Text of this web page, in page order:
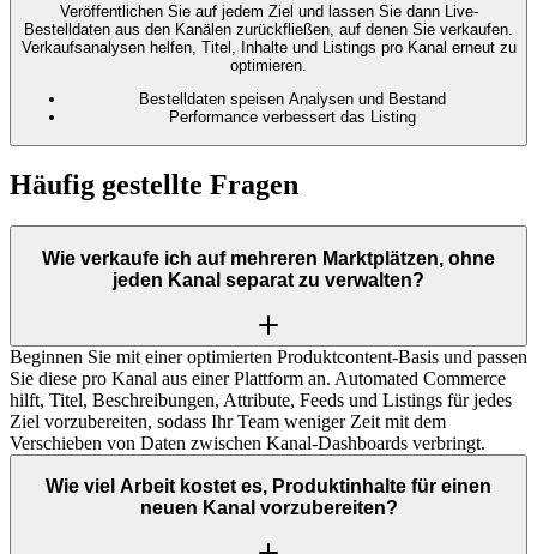
Veröffentlichen Sie auf jedem Ziel und lassen Sie dann Live-
Bestelldaten aus den Kanälen zurückfließen, auf denen Sie verkaufen.
Verkaufsanalysen helfen, Titel, Inhalte und Listings pro Kanal erneut zu
optimieren.
Bestelldaten speisen Analysen und Bestand
Performance verbessert das Listing
Häufig gestellte Fragen
Wie verkaufe ich auf mehreren Marktplätzen, ohne
jeden Kanal separat zu verwalten?
Beginnen Sie mit einer optimierten Produktcontent-Basis und passen
Sie diese pro Kanal aus einer Plattform an. Automated Commerce
hilft, Titel, Beschreibungen, Attribute, Feeds und Listings für jedes
Ziel vorzubereiten, sodass Ihr Team weniger Zeit mit dem
Verschieben von Daten zwischen Kanal-Dashboards verbringt.
Wie viel Arbeit kostet es, Produktinhalte für einen
neuen Kanal vorzubereiten?